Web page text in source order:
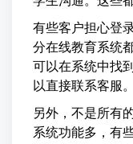
有些客户担心登
分在线教育系统
可以在系统中找
以直接联系客服
另外，不是所有
系统功能多，有